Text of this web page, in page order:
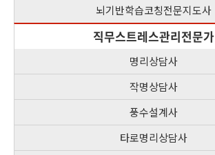
뇌기반학습코칭전문지도사
직무스트레스관리전문가
명리상담사
작명상담사
풍수설계사
타로명리상담사